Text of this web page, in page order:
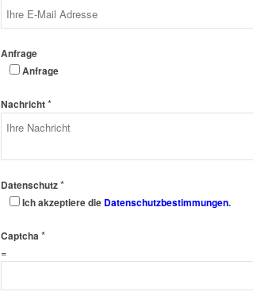
Anfrage
Anfrage
Nachricht*
Datenschutz*
Ich akzeptiere die Datenschutzbestimmungen.
Captcha *
=